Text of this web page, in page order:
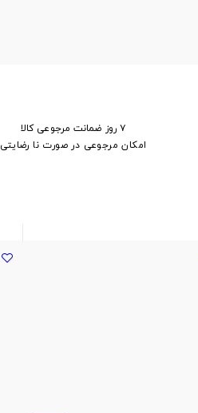
۷ روز ضمانت مرجوعی کالا
امکان مرجوعی در صورت نا رضایتی